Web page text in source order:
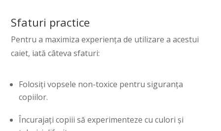
Sfaturi practice
Pentru a maximiza experiența de utilizare a acestui
caiet, iată câteva sfaturi:
Folosiți vopsele non-toxice pentru siguranța
copiilor.
Încurajați copiii să experimenteze cu culori și